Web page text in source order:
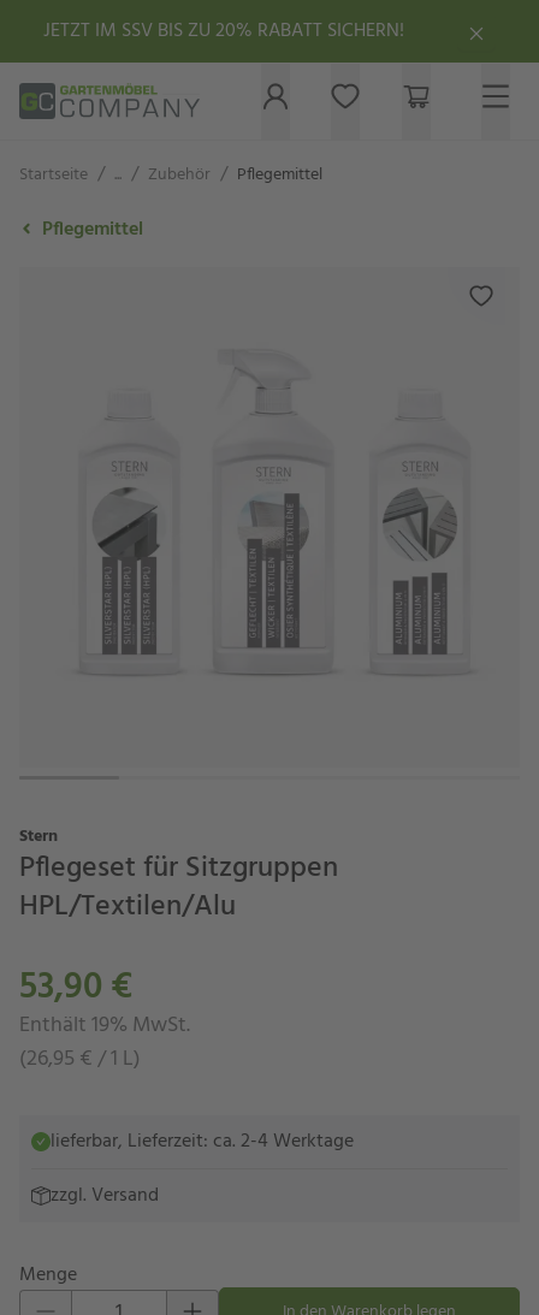
JETZT IM SSV BIS ZU 20% RABATT SICHERN!
Startseite / ... / Zubehör / Pflegemittel
Pflegemittel
Stern
Pflegeset für Sitzgruppen
HPL/Textilen/Alu
53,90 €
Enthält 19% MwSt.
(26,95 €/ 1 L)
lieferbar, Lieferzeit: ca. 2-4 Werktage
zzgl. Versand
Menge